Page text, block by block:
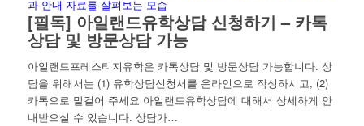
[필독] 아일랜드유학상담 신청하기 – 카톡
상담 및 방문상담 가능
아일랜드프레스티지유학은 카톡상담 및 방문상담 가능합니다. 상
담을 위해서는 (1) 유학상담신청서를 온라인으로 작성하시고, (2)
카톡으로 말걸어 주세요 아일랜드유학상담에 대해서 상세하게 안
내받으실 수 있습니다. 상담가…